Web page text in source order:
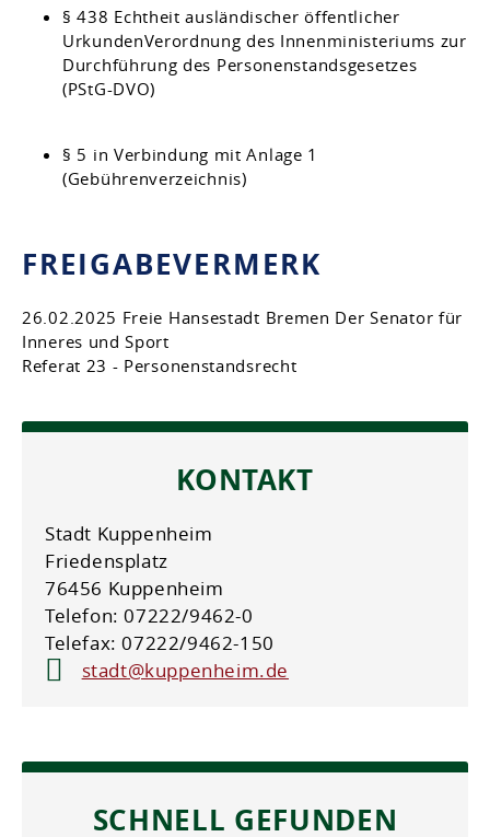
§ 438 Echtheit ausländischer öffentlicher
UrkundenVerordnung des Innenministeriums zur
Durchführung des Personenstandsgesetzes
(PStG-DVO)
§ 5 in Verbindung mit Anlage 1
(Gebührenverzeichnis)
FREIGABEVERMERK
26.02.2025 Freie Hansestadt Bremen Der Senator für
Inneres und Sport
Referat 23 - Personenstandsrecht
KONTAKT
Stadt Kuppenheim
Friedensplatz
76456 Kuppenheim
Telefon: 07222/9462-0
Telefax: 07222/9462-150
stadt@kuppenheim.de
SCHNELL GEFUNDEN